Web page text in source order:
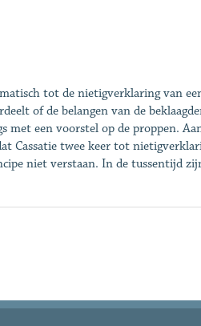
tot de nietigverklaring van
of de belangen van de
met een voorstel op de proppen.
Cassatie twee keer tot
niet verstaan. In de tussentijd